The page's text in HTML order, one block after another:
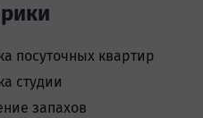
посуточных квартир
студии
запахов